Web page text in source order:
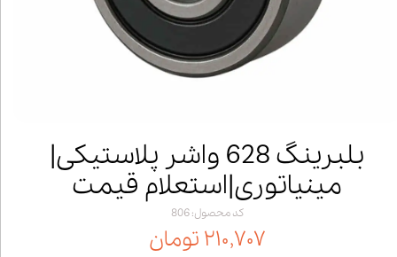
بلبرینگ 628 واشر پلاستیکی|
مینیاتوری|استعلام قیمت
کد محصول: 806
۲۱۰,۷۰۷ تومان